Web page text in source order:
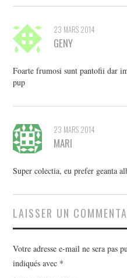
23 MARS 2014
GENY
Foarte frumosi sunt pantofii dar
pup
23 MARS 2014
MARI
Super colectia, eu prefer geanta
LAISSER UN
Votre adresse e-mail ne sera pas
indiqués avec *